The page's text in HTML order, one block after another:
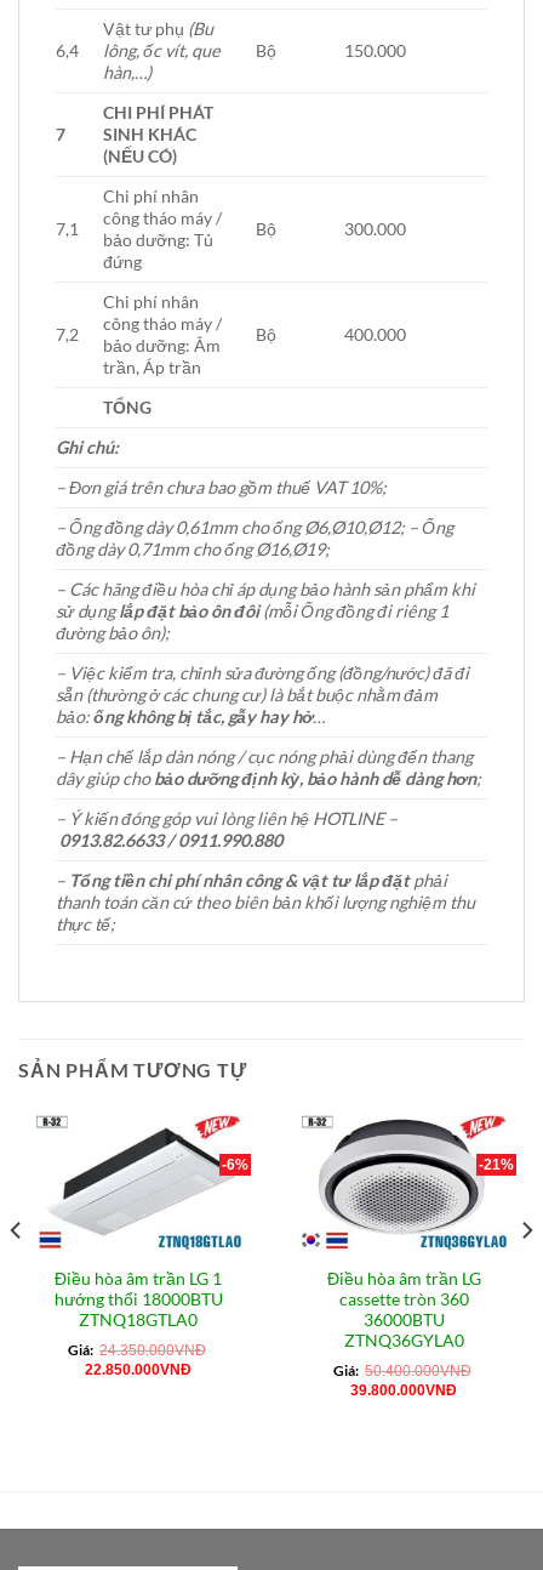
6,4
Vật tư phụ (Bu
lông, ốc vít, que
hàn,…)
Bộ 150.000
7
CHI PHÍ PHÁT
SINH KHÁC
(NẾU CÓ)
7,1
Chi phí nhân
công tháo máy /
bảo dưỡng: Tủ
đứng
Bộ 300.000
7,2
Chi phí nhân
công tháo máy /
bảo dưỡng: Âm
trần, Áp trần
Bộ 400.000
TỔNG
Ghi chú:
– Đơn giá trên chưa bao gồm thuế VAT 10%;
– Ống đồng dày 0,61mm cho ống Ø6,Ø10,Ø12; – Ống
đồng dày 0,71mm cho ống Ø16,Ø19;
– Các hãng điều hòa chỉ áp dụng bảo hành sản phẩm khi
sử dụnglắp đặt bảo ôn đôi(mỗi Ống đồng đi riêng 1
đường bảo ôn);
– Việc kiểm tra, chỉnh sửa đường ống (đồng/nước) đã đi
sẵn (thường ở các chung cư) là bắt buộc nhằm đảm
bảo:ống không bị tắc, gẫy hay hở…
– Hạn chế lắp dàn nóng / cục nóng phải dùng đến thang
dây giúp chobảo dưỡng định kỳ, bảo hành dễ dàng hơn;
– Ý kiến đóng góp vui lòng liên hệ HOTLINE –
0913.82.6633 / 0911.990.880
– Tổng tiền chi phí nhân công & vật tư lắp đặtphải
thanh toán căn cứ theo biên bản khối lượng nghiệm thu
thực tế;
SẢN PHẨM TƯƠNG TỰ
-6%
Điều hòa âm trần LG 1
hướng thổi 18000BTU
ZTNQ18GTLA0
Giá: 24.350.000VNĐ
Giá
22.850.000VNĐGiá
-21%
Điều hòa âm trần LG
cassette tròn 360
36000BTU
ZTNQ36GYLA0
Giá: 50.400.000VNĐ
Giá
39.800.000VNĐGiá